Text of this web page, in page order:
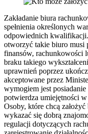
Zakładanie biura
spełnienia określonych
odpowiednich
otworzyć takie biuro musi
finansów, rachunkowości
braku takiego
uprawnień poprzez
akceptowane przez
wymogiem jest
potwierdza umiejętności
Osoby, które chcą
wykazać się dobrą
regulacji dotyczących